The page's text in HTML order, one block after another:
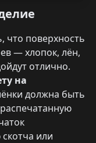
что поверхность
— хлопок, лён,
отлично.
на
должна быть
или